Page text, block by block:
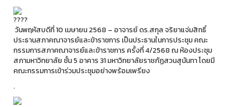
วันพฤหัสบดีที่ 10 เมษายน 2568 – อาจารย์ ดร.สกุล จริยาแจ่มสิทธิ์
ประธานสภาคณาจารย์และข้าราชการ เป็นประธานในการประชุม คณะ
กรรมการสภาคณาจารย์และข้าราชการ ครั้งที่ 4/2568 ณ ห้องประชุม
สภามหาวิทยาลัย ชั้น 5 อาคาร 31 มหาวิทยาลัยราชภัฏสวนสุนันทา โดยมี
คณะกรรมการเข้าร่วมประชุมอย่างพร้อมเพรียง
.